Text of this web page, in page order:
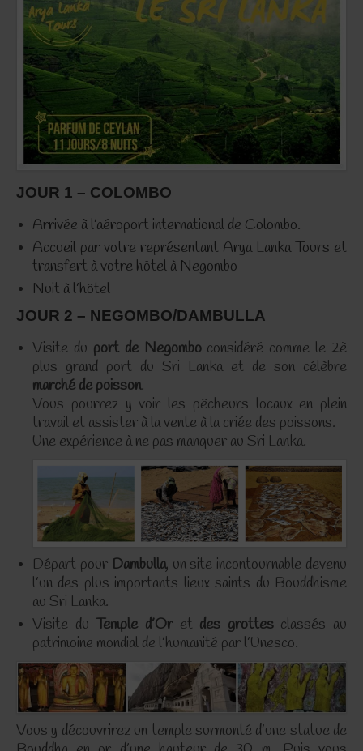
JOUR 1 – COLOMBO
Arrivée à l’aéroport international de Colombo.
Accueil par votre représentant Arya Lanka Tours et
transfert à votre hôtel à Negombo
Nuit à l’hôtel
JOUR 2 – NEGOMBO/DAMBULLA
Visite du port de Negomboconsidéré comme le 2è
plus grand port du Sri Lanka et de son célèbre
marché de poisson.
Vous pourrez y voir les pêcheurs locaux en plein
travail et assister à la vente à la criée des poissons.
Une expérience à ne pas manquer au Sri Lanka.
Départ pour Dambulla, un site incontournable devenu
l’un des plus importants lieux saints du Bouddhisme
au Sri Lanka.
Visite duTemple d’Oret des grottesclassés au
patrimoine mondial de l’humanité par l’Unesco.
Vous y découvrirez un temple surmonté d’une statue de